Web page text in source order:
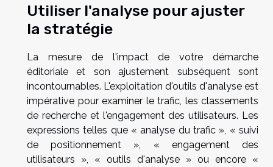
Utiliser l'analyse pour ajuster
la stratégie
La mesure de l'impact de votre démarche
éditoriale et son ajustement subséquent sont
incontournables. L'exploitation d'outils d'analyse est
impérative pour examiner le trafic, les classements
de recherche et l'engagement des utilisateurs. Les
expressions telles que « analyse du trafic », « suivi
de positionnement », « engagement des
utilisateurs », « outils d'analyse » ou encore «